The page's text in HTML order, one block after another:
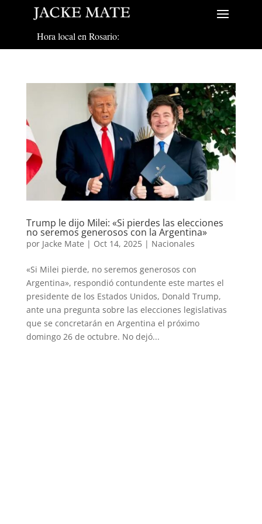
Hora local en Rosario:
Trump le dijo Milei: «Si pierdes las elecciones
no seremos generosos con la Argentina»
por Jacke Mate | Oct 14, 2025| Nacionales
«Si Milei pierde, no seremos generosos con
Argentina», respondió contundente este martes el
presidente de los Estados Unidos, Donald Trump,
ante una pregunta sobre las elecciones legislativas
que se concretarán en Argentina el próximo
domingo 26 de octubre. No dejó...